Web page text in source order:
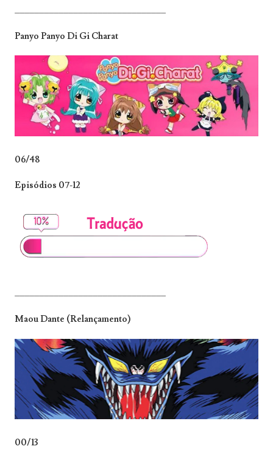
_______________________________
Panyo Panyo Di Gi Charat
06/48
Episódios 07-12
_______________________________
Maou Dante (Relançamento)
00/13